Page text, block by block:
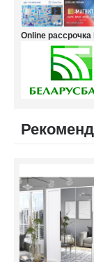
Online